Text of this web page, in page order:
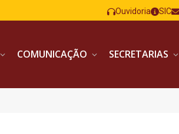
Ouvidoria SIC
COMUNICAÇÃO SECRETARIAS